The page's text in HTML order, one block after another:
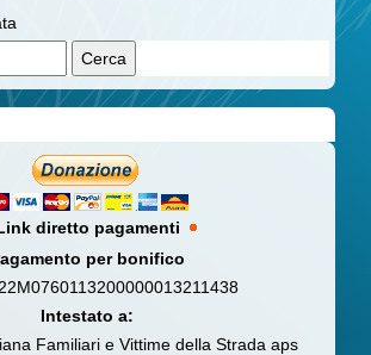
diretto pagamenti
per bonifico
Intestato a:
Familiari e Vittime della Strada aps